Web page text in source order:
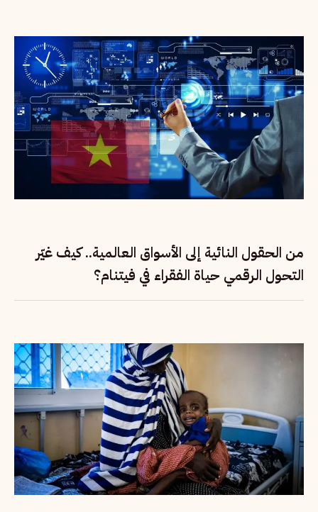
من الحقول النائية إلى الأسواق العالمية.. كيف غيّر
التحول الرقمي حياة الفقراء في فيتنام؟